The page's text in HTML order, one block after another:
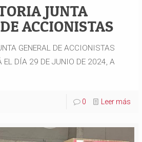
JUNTA
ACCIONISTAS
GENERAL DE ACCIONISTAS
EL DÍA 29 DE JUNIO DE 2024, A
0 Leer más